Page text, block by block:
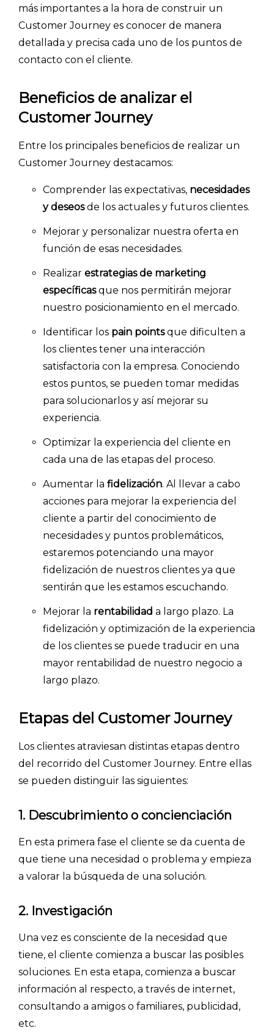
CÓMO FUNCIONA
más importantes a la hora de construir un
Customer Journey es conocer de manera
detallada y precisa cada uno de los puntos de
contacto con el cliente.
Beneficios de analizar el
Customer Journey
Entre los principales beneficios de realizar un
Customer Journey destacamos:
Comprender las expectativas, necesidades
y deseosde los actuales y futuros clientes.
Mejorar y personalizar nuestra oferta en
función de esas necesidades.
Realizar estrategias de marketing
específicasque nos permitirán mejorar
nuestro posicionamiento en el mercado.
Identificar los pain pointsque dificulten a
los clientes tener una interacción
satisfactoria con la empresa. Conociendo
estos puntos, se pueden tomar medidas
para solucionarlos y así mejorar su
experiencia.
Optimizar la experiencia del cliente en
cada una de las etapas del proceso.
Aumentar la fidelización. Al llevar a cabo
acciones para mejorar la experiencia del
cliente a partir del conocimiento de
necesidades y puntos problemáticos,
estaremos potenciando una mayor
fidelización de nuestros clientes ya que
sentirán que les estamos escuchando.
Mejorar la rentabilidad a largo plazo. La
fidelización y optimización de la experiencia
de los clientes se puede traducir en una
mayor rentabilidad de nuestro negocio a
largo plazo.
Etapas del Customer Journey
Los clientes atraviesan distintas etapas dentro
del recorrido del Customer Journey. Entre ellas
se pueden distinguir las siguientes:
1. Descubrimiento o concienciación
En esta primera fase el cliente se da cuenta de
que tiene una necesidad o problema y empieza
a valorar la búsqueda de una solución.
2. Investigación
Una vez es consciente de la necesidad que
tiene, el cliente comienza a buscar las posibles
soluciones. En esta etapa, comienza a buscar
información al respecto, a través de internet,
consultando a amigos o familiares, publicidad,
etc.